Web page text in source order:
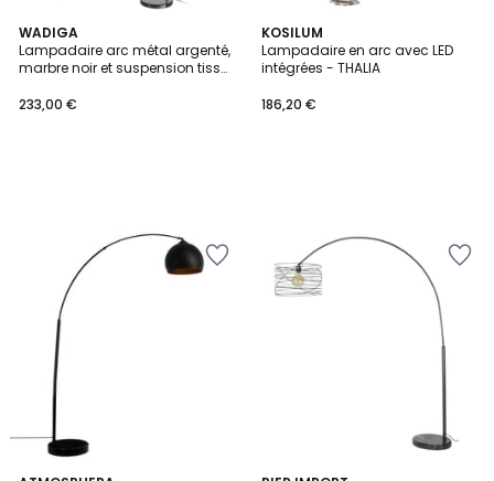
WADIGA
Lampadaire arc métal argenté,
marbre noir et suspension tissu
233,00 €
KOSILUM
Lampadaire en arc avec LED
intégrées - THALIA
186,20 €